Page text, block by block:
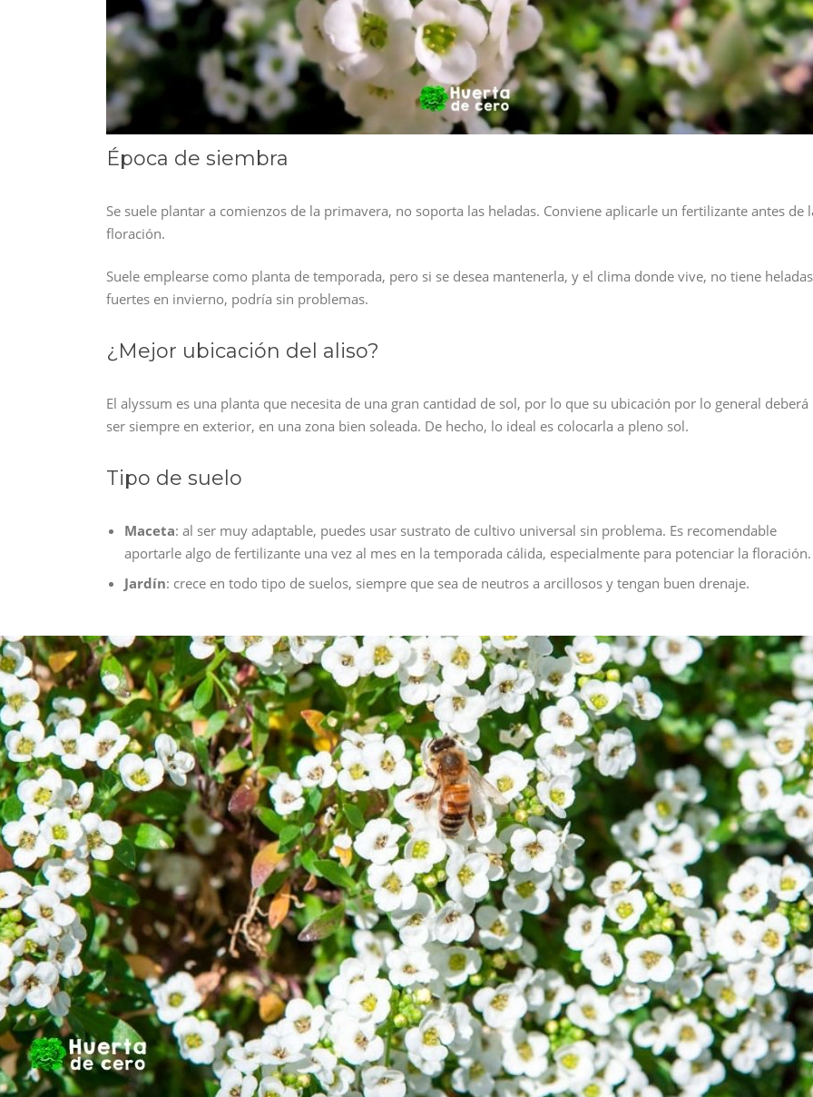
Época de siembra
Se suele plantar a comienzos de la primavera, no soporta las heladas. Conviene aplicarle un fertilizante antes de
floración.
Suele emplearse como planta de temporada, pero si se desea mantenerla, y el clima donde vive, no tiene heladas
fuertes en invierno, podría sin problemas.
¿Mejor ubicación del aliso?
El alyssum es una planta que necesita de una gran cantidad de sol, por lo que su ubicación por lo general deberá
ser siempre en exterior, en una zona bien soleada. De hecho, lo ideal es colocarla a pleno sol.
Tipo de suelo
Maceta: al ser muy adaptable, puedes usar sustrato de cultivo universal sin problema. Es recomendable
aportarle algo de fertilizante una vez al mes en la temporada cálida, especialmente para potenciar la floración.
Jardín: crece en todo tipo de suelos, siempre que sea de neutros a arcillosos y tengan buen drenaje.